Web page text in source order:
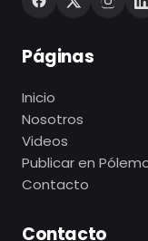
Páginas
Inicio
Nosotros
Videos
Publicar en
Contacto
Contacto